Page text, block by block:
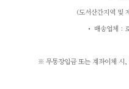
(도서산간지역 및
• 배송업체 :
※ 무통장입금 또는 계좌이체 시,